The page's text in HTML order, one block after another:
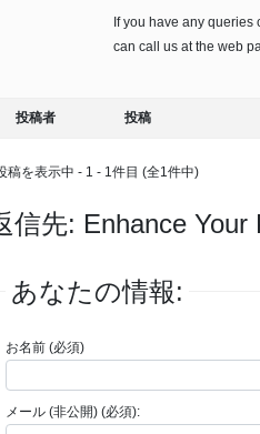
If you have any
can call us at the web
投稿者 投稿
稿を表示中 - 1 - 1件目 (全1件中)
信先: Enhance
あなたの情報:
お名前 (必須)
メール (非公開) (必須):